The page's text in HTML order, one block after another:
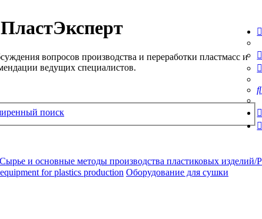
вопросов производства и переработки пластмасс и
ведущих специалистов.
поиск
Сырье и основные методы производства пластиковых изделий/
for plastics production Оборудование для сушки